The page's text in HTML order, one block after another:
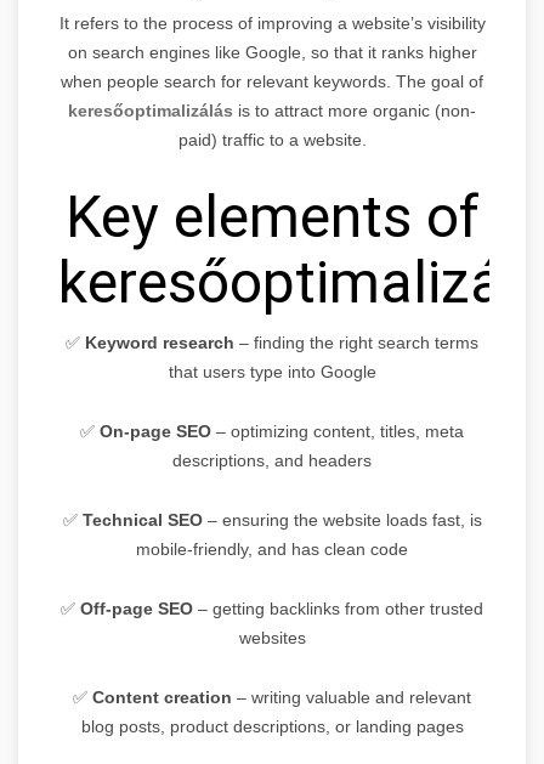
It refers to the process of improving a website’s visibility
on search engines like Google, so that it ranks higher
when people search for relevant keywords. The goal of
keresőoptimalizálás is to attract more organic (non-
paid) traffic to a website.
Key elements of
✅ Keyword research – finding the right search terms
that users type into Google
✅ On-page SEO – optimizing content, titles, meta
descriptions, and headers
✅ Technical SEO– ensuring the website loads fast, is
mobile-friendly, and has clean code
✅ Off-page SEO – getting backlinks from other trusted
websites
✅ Content creation – writing valuable and relevant
blog posts, product descriptions, or landing pages